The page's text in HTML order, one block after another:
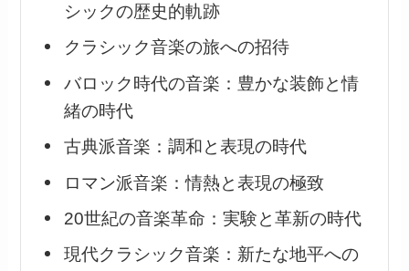
シックの歴史的軌跡
クラシック音楽の旅への招待
バロック時代の音楽：豊かな装飾と情
緒の時代
古典派音楽：調和と表現の時代
ロマン派音楽：情熱と表現の極致
20世紀の音楽革命：実験と革新の時代
現代クラシック音楽：新たな地平への